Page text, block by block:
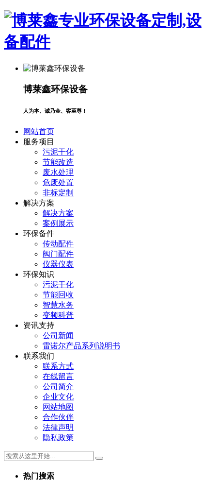
博莱鑫环保设备
人为本、诚乃金、客至尊！
网站首页
服务项目
污泥干化
节能改造
废水处理
危废处置
非标定制
解决方案
解决方案
案例展示
环保备件
传动配件
阀门配件
仪器仪表
环保知识
污泥干化
节能回收
智慧水务
变频科普
资讯支持
公司新闻
雷诺尔产品系列说明书
联系我们
联系方式
在线留言
公司简介
企业文化
网站地图
合作伙伴
法律声明
隐私政策
热门搜索